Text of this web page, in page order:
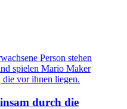
durch die